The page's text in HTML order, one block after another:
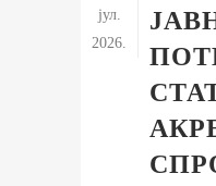
јул.
2026.